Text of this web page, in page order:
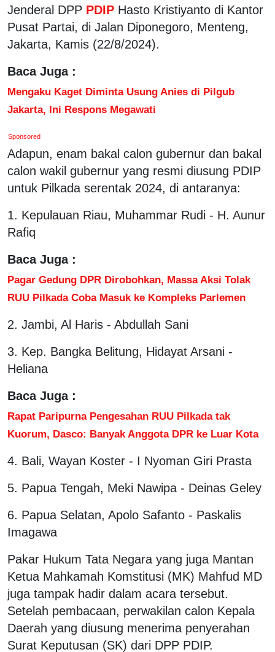
Jenderal DPP PDIP Hasto Kristiyanto di Kantor
Pusat Partai, di Jalan Diponegoro, Menteng,
Jakarta, Kamis (22/8/2024).
Baca Juga :
Mengaku Kaget Diminta Usung Anies di Pilgub
Jakarta, Ini Respons Megawati
Sponsored
Adapun, enam bakal calon gubernur dan bakal
calon wakil gubernur yang resmi diusung PDIP
untuk Pilkada serentak 2024, di antaranya:
1. Kepulauan Riau, Muhammar Rudi - H. Aunur
Rafiq
Baca Juga :
Pagar Gedung DPR Dirobohkan, Massa Aksi Tolak
RUU Pilkada Coba Masuk ke Kompleks Parlemen
2. Jambi, Al Haris - Abdullah Sani
3. Kep. Bangka Belitung, Hidayat Arsani -
Heliana
Baca Juga :
Rapat Paripurna Pengesahan RUU Pilkada tak
Kuorum, Dasco: Banyak Anggota DPR ke Luar Kota
4. Bali, Wayan Koster - I Nyoman Giri Prasta
5. Papua Tengah, Meki Nawipa - Deinas Geley
6. Papua Selatan, Apolo Safanto - Paskalis
Imagawa
Pakar Hukum Tata Negara yang juga Mantan
Ketua Mahkamah Komstitusi (MK) Mahfud MD
juga tampak hadir dalam acara tersebut.
Setelah pembacaan, perwakilan calon Kepala
Daerah yang diusung menerima penyerahan
Surat Keputusan (SK) dari DPP PDIP.